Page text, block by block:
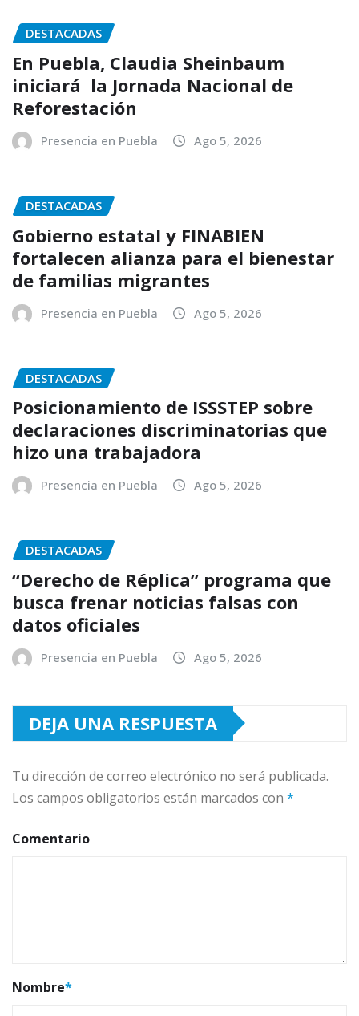
DESTACADAS
En Puebla, Claudia Sheinbaum
iniciará la Jornada Nacional de
Reforestación
Presencia en Puebla Ago 5, 2026
DESTACADAS
Gobierno estatal y FINABIEN
fortalecen alianza para el bienestar
de familias migrantes
Presencia en Puebla Ago 5, 2026
DESTACADAS
Posicionamiento de ISSSTEP sobre
declaraciones discriminatorias que
hizo una trabajadora
Presencia en Puebla Ago 5, 2026
DESTACADAS
“Derecho de Réplica” programa que
busca frenar noticias falsas con
datos oficiales
Presencia en Puebla Ago 5, 2026
DEJA UNA RESPUESTA
Tu dirección de correo electrónico no será publicada.
Los campos obligatorios están marcados con *
Comentario
Nombre*